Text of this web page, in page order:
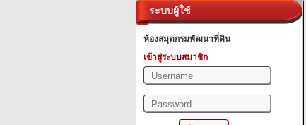
ระบบผู้ใช้
ห้องสมุดกรมพัฒนาที่ดิน
เข้าสู่ระบบสมาชิก